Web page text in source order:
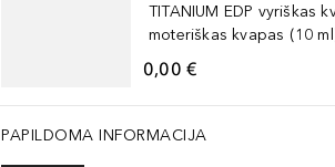
TITANIUM EDP vyriškas
moteriškas kvapas (10
0,00 €
PAPILDOMA INFORMACIJA